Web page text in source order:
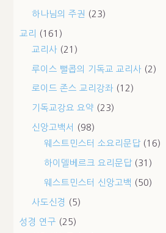
하나님의 주권 (23)
교리
(161)
교리사 (21)
루이스 뻘콥의 기독교 교리사 (2)
로이드 존스 교리강좌 (12)
기독교강요 요약 (23)
신앙고백서
(98)
웨스트민스터 소요리문답(16)
하이델베르크 요리문답(31)
웨스트민스터 신앙고백 (50)
사도신경 (5)
성경 연구 (25)